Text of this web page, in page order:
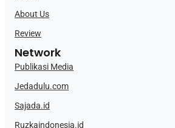
About Us
Review
Network
Publikasi Media
Jedadulu.com
Sajada.id
Ruzkaindonesia.id